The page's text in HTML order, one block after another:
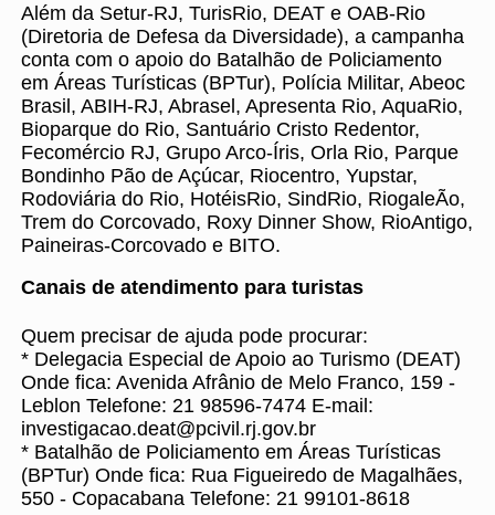
Além da Setur-RJ, TurisRio, DEAT e OAB-Rio
(Diretoria de Defesa da Diversidade), a campanha
conta com o apoio do Batalhão de Policiamento
em Áreas Turísticas (BPTur), Polícia Militar, Abeoc
Brasil, ABIH-RJ, Abrasel, Apresenta Rio, AquaRio,
Bioparque do Rio, Santuário Cristo Redentor,
Fecomércio RJ, Grupo Arco-Íris, Orla Rio, Parque
Bondinho Pão de Açúcar, Riocentro, Yupstar,
Rodoviária do Rio, HotéisRio, SindRio, RiogaleÃo,
Trem do Corcovado, Roxy Dinner Show, RioAntigo,
Paineiras-Corcovado e BITO.
Canais de atendimento para turistas
Quem precisar de ajuda pode procurar:
* Delegacia Especial de Apoio ao Turismo (DEAT)
Onde fica: Avenida Afrânio de Melo Franco, 159 -
Leblon Telefone: 21 98596-7474 E-mail:
investigacao.deat@pcivil.rj.gov.br
* Batalhão de Policiamento em Áreas Turísticas
(BPTur) Onde fica: Rua Figueiredo de Magalhães,
550 - Copacabana Telefone: 21 99101-8618